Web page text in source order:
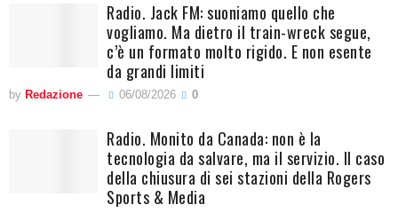
Radio. Jack FM: suoniamo quello che
vogliamo. Ma dietro il train-wreck segue,
c’è un formato molto rigido. E non esente
da grandi limiti
by Redazione 06/08/2026 0
Radio. Monito da Canada: non è la
tecnologia da salvare, ma il servizio. Il caso
della chiusura di sei stazioni della Rogers
Sports & Media